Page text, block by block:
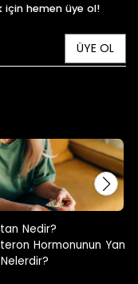
için hemen üye ol!
ÜYE OL
Adet Görülür Mü?